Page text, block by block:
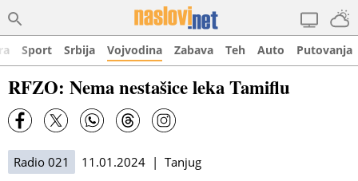
Sport Srbija Vojvodina Zabava Teh Auto Putovanja
RFZO: Nema nestašice leka Tamiflu
Radio 021 11.01.2024 | Tanjug